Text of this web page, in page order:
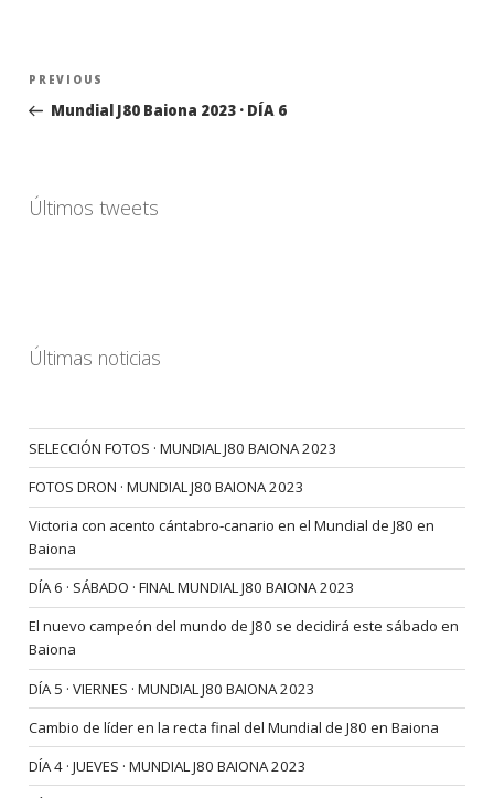
Navegación
entradas
Previous
Post
PREVIOUS
Mundial J80 Baiona 2023 · DÍA 6
Últimos tweets
Últimas noticias
SELECCIÓN FOTOS · MUNDIAL J80 BAIONA 2023
FOTOS DRON · MUNDIAL J80 BAIONA 2023
Victoria con acento cántabro-canario en el Mundial de J80 en
Baiona
DÍA 6 · SÁBADO · FINAL MUNDIAL J80 BAIONA 2023
El nuevo campeón del mundo de J80 se decidirá este sábado en
Baiona
DÍA 5 · VIERNES · MUNDIAL J80 BAIONA 2023
Cambio de líder en la recta final del Mundial de J80 en Baiona
DÍA 4 · JUEVES · MUNDIAL J80 BAIONA 2023